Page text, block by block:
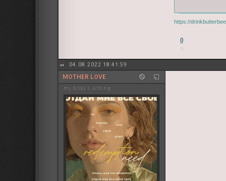
https://
0
04.08.2022 18:41:59
MOTHER LOVE
my body's aching